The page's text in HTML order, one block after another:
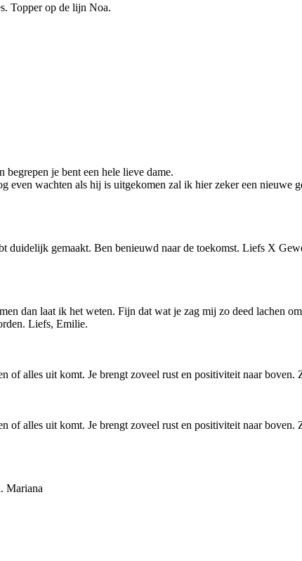
Topper op de lijn Noa.
je bent een hele lieve dame.
wachten als hij is uitgekomen zal ik hier zeker een nieuwe
gemaakt. Ben benieuwd naar de toekomst. Liefs X
dan laat ik het weten. Fijn dat wat je zag mij zo deed lachen
Liefs, Emilie.
of alles uit komt. Je brengt zoveel rust en positiviteit naar
of alles uit komt. Je brengt zoveel rust en positiviteit naar
Mariana